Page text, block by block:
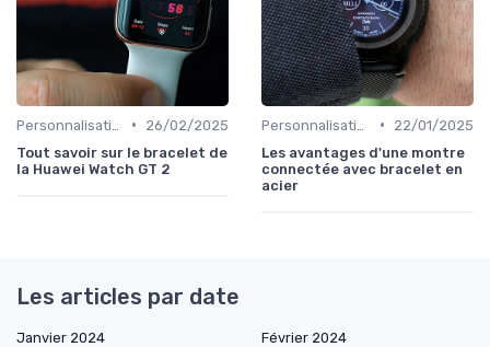
•
26/02/2025
Tout savoir sur le bracelet de
la Huawei Watch GT 2
•
22/01/2025
Les avantages d'une montre
connectée avec bracelet en
acier
Les articles par date
Janvier 2024
Février 2024